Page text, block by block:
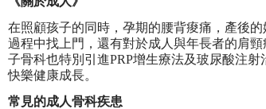
在照顧孩子的同時，孕期的腰背痠痛，產後
過程中找上門，還有對於成人與年長者的肩
子骨科也特別引進PRP增生療法及玻尿酸注
快樂健康成長。
常見的成人骨科疾患